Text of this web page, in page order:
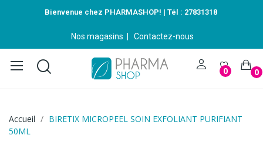
Bienvenue chez PHARMASHOP! | Tél : 27831318
Nos magasins Contactez-nous
0 0
Accueil
BIRETIX MICROPEEL SOIN EXFOLIANT PURIFIANT
50ML